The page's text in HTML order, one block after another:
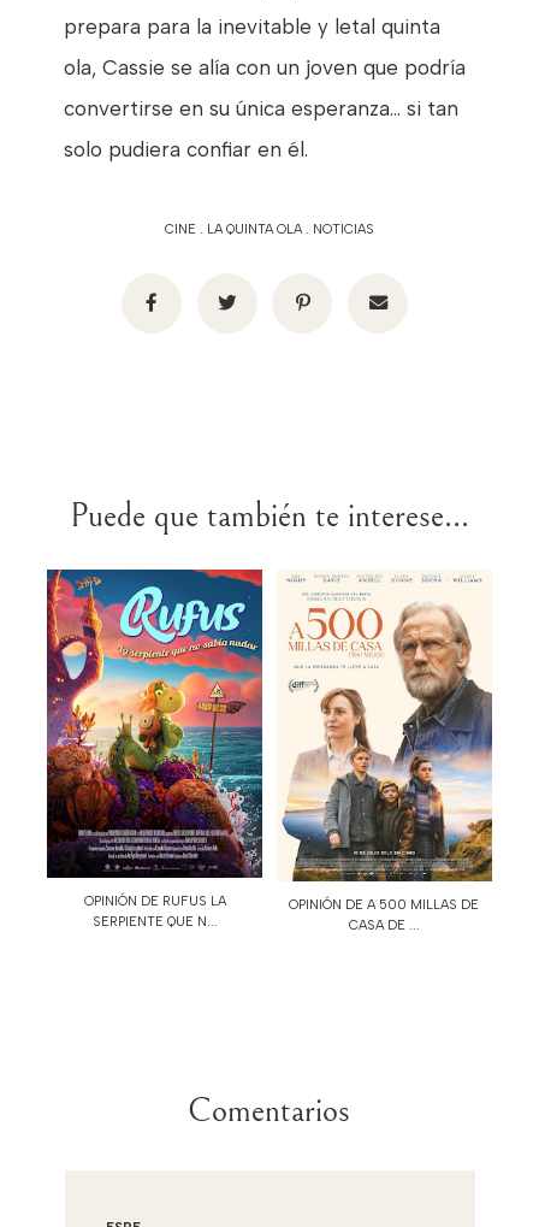
prepara para la inevitable y letal quinta
ola, Cassie se alía con un joven que podría
convertirse en su única esperanza... si tan
solo pudiera confiar en él.
CINE LA QUINTA OLA. NOTICIAS
Puede que también te interese...
OPINIÓN DE RUFUS LA
SERPIENTE QUE N...
OPINIÓN DE A 500 MILLAS DE
CASA DE ...
Comentarios